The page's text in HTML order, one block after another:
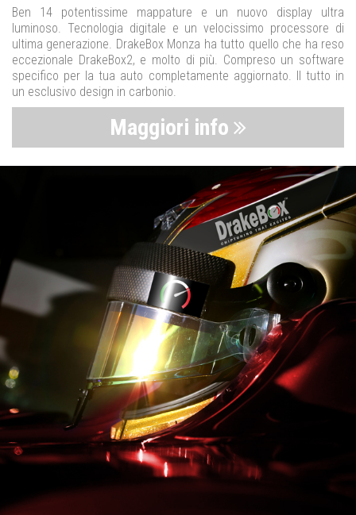
Ben 14 potentissime mappature e un nuovo display ultra
luminoso. Tecnologia digitale e un velocissimo processore di
ultima generazione. DrakeBox Monza ha tutto quello che ha reso
eccezionale DrakeBox2, e molto di più. Compreso un software
specifico per la tua auto completamente aggiornato. Il tutto in
un esclusivo design in carbonio.
Maggiori info